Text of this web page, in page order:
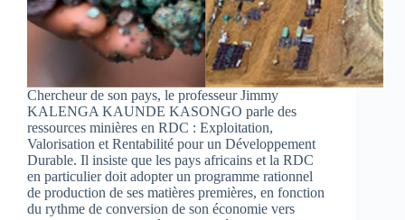
Chercheur de son pays, le professeur Jimmy
KALENGA KAUNDE KASONGO parle des
ressources minières en RDC : Exploitation,
Valorisation et Rentabilité pour un Développement
Durable. Il insiste que les pays africains et la RDC
en particulier doit adopter un programme rationnel
de production de ses matières premières, en fonction
du rythme de conversion de son économie vers